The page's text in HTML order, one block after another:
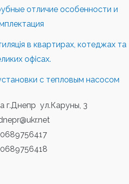
отличие особенности и
в квартирах, котеджах та
офісах.
с тепловым насосом
г.Днепр ул.Каруны, 3